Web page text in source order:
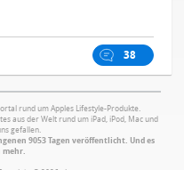
38
rund um Apples Lifestyle-Produkte.
aus der Welt rund um iPad, iPod, Mac und
gefallen.
9053 Tagen veröffentlicht. Und es
mehr.